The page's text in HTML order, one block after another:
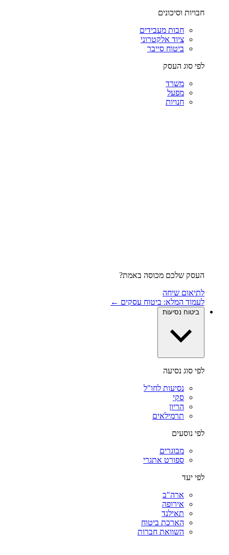
חבויות וסיכונים
חבות מעבידים
ציוד אלקטרוני
ביטוח סייבר
לפי סוג העסק
משרד
מפעל
חנויות
העסק שלכם מכוסה באמת?
לתיאום שיחה
לעמוד המלא: ביטוח עסקים ←
ביטוח נסיעות
לפי סוג נסיעה
נסיעות לחו"ל
סקי
הריון
תרמילאים
לפי נוסעים
מבוגרים
ספורט אתגרי
לפי יעד
ארה"ב
אירופה
תאילנד
הארכת ביטוח
השוואת חברות